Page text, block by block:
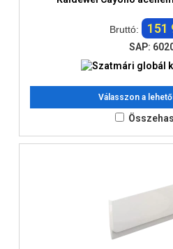
Bruttó: 151
SAP:
Válasszon a